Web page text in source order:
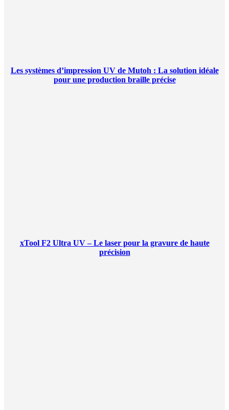
Les systèmes d’impression UV de Mutoh : La solution idéale
pour une production braille précise
xTool F2 Ultra UV – Le laser pour la gravure de haute
précision